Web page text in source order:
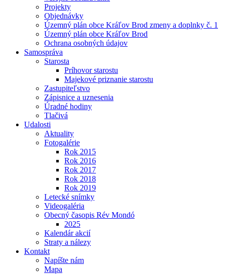
Projekty
Objednávky
Územný plán obce Kráľov Brod zmeny a doplnky č. 1
Územný plán obce Kráľov Brod
Ochrana osobných údajov
Samospráva
Starosta
Príhovor starostu
Majekové priznanie starostu
Zastupiteľstvo
Zápisnice a uznesenia
Úradné hodiny
Tlačivá
Udalosti
Aktuality
Fotogalérie
Rok 2015
Rok 2016
Rok 2017
Rok 2018
Rok 2019
Letecké snímky
Videogaléria
Obecný časopis Rév Mondó
2025
Kalendár akcií
Straty a nálezy
Kontakt
Napíšte nám
Mapa